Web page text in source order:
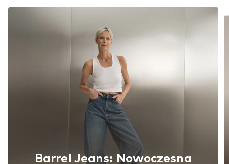
Barrel Jeans: Nowoczesna